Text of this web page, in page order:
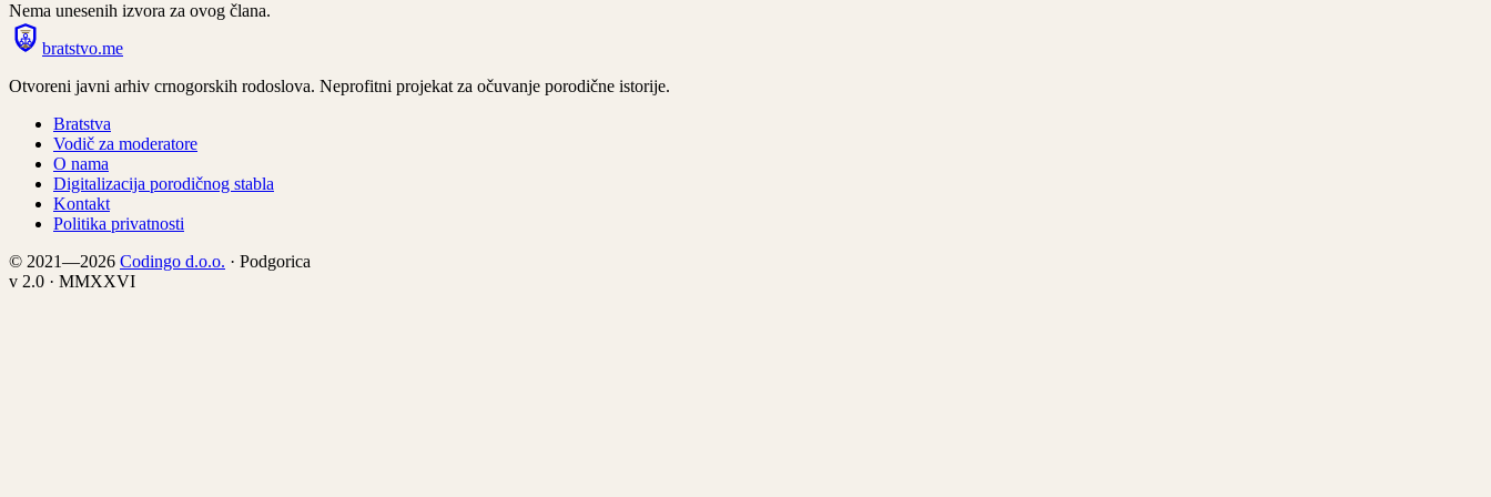
Nema unesenih izvora za ovog člana.
bratstvo.me
Otvoreni javni arhiv crnogorskih rodoslova. Neprofitni projekat za očuvanje porodične istorije.
Bratstva
Vodič za moderatore
O nama
Digitalizacija porodičnog stabla
Kontakt
Politika privatnosti
© 2021—2026 Codingo d.o.o. · Podgorica
v 2.0 · MMXXVI